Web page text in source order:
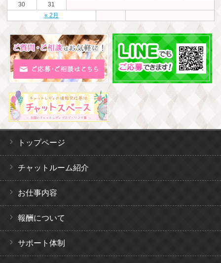
« 2月
30
31
トップページ
チャットルーム紹介
お仕事内容
報酬について
サポート体制